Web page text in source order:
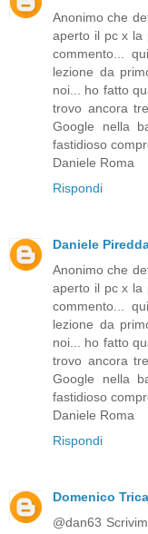
Anonimo che
aperto il pc x la
commento...
lezione da
noi... ho fatto
trovo ancora
Google nella
fastidioso
Daniele Roma
Rispondi
Daniele
Anonimo che
aperto il pc x la
commento...
lezione da
noi... ho fatto
trovo ancora
Google nella
fastidioso
Daniele Roma
Rispondi
Domenico
@dan63